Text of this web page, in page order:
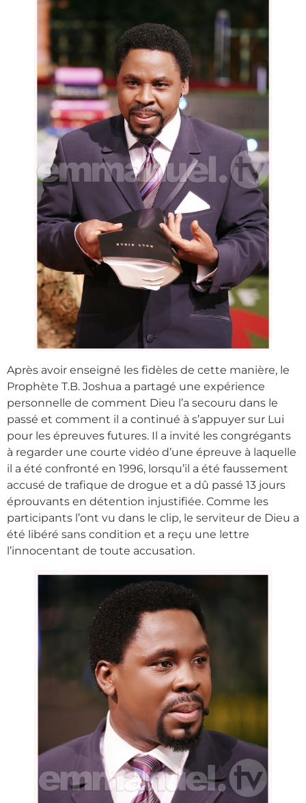
Après avoir enseigné les fidèles de cette manière, le
Prophète T.B. Joshua a partagé une expérience
personnelle de comment Dieu l’a secouru dans le
passé et comment il a continué à s’appuyer sur Lui
pour les épreuves futures. Il a invité les congrégants
à regarder une courte vidéo d’une épreuve à laquelle
il a été confronté en 1996, lorsqu’il a été faussement
accusé de trafique de drogue et a dû passé 13 jours
éprouvants en détention injustifiée. Comme les
participants l’ont vu dans le clip, le serviteur de Dieu a
été libéré sans condition et a reçu une lettre
l’innocentant de toute accusation.